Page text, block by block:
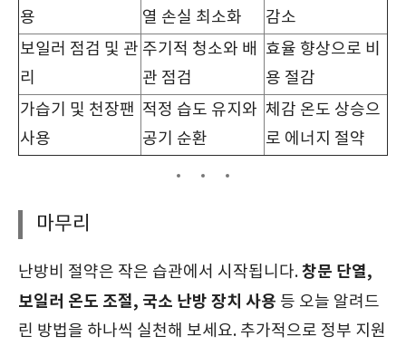
용
열 손실 최소화
감소
보일러 점검 및 관
리
주기적 청소와 배
관 점검
효율 향상으로 비
용 절감
가습기 및 천장팬
사용
적정 습도 유지와
공기 순환
체감 온도 상승으
로 에너지 절약
마무리
난방비 절약은 작은 습관에서 시작됩니다.창문 단열,
보일러 온도 조절, 국소 난방 장치 사용 등 오늘 알려드
린 방법을 하나씩 실천해 보세요. 추가적으로 정부 지원